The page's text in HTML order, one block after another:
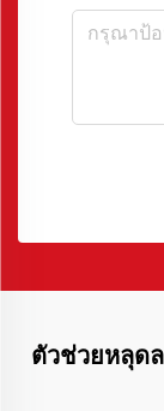
ตัวช่วยหลุด